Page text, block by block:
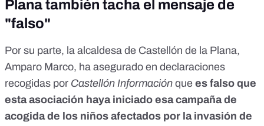
Plana también tacha el mensaje de
"falso"
Por su parte, la alcaldesa de Castellón de la Plana,
Amparo Marco, ha asegurado en declaraciones
recogidas por Castellón Información que es falso que
esta asociación haya iniciado esa campaña de
acogida de los niños afectados por la invasión de